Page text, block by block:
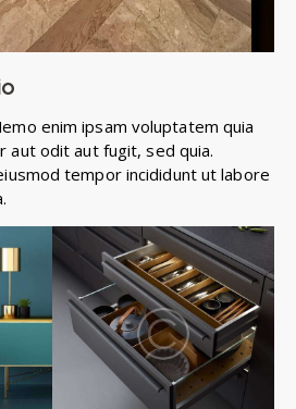
enim ipsam voluptatem quia
aut odit aut fugit, sed quia.
tempor incididunt ut labore